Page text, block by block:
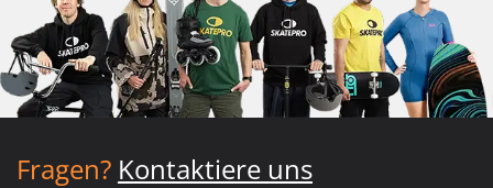
Fragen? Kontaktiere uns